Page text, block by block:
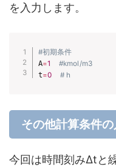
を入力します。
#初期条件
A=1
#kmol/m3
t=0 # h
その他計算条件の
今回は時間刻みΔtと